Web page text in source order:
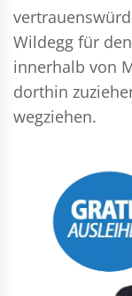
Wildegg für
innerhalb von
dorthin
wegziehen.